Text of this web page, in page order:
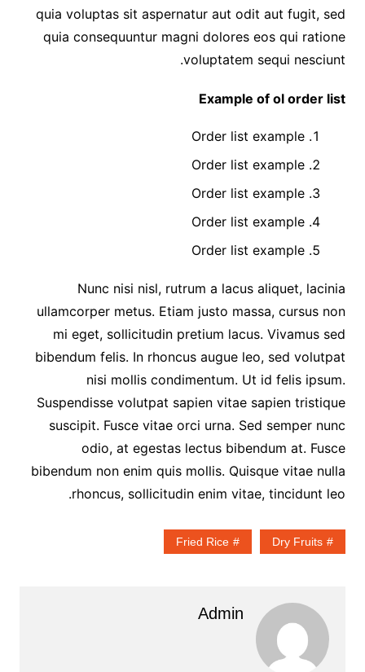
quia voluptas sit aspernatur aut odit aut fugit, sed
quia consequuntur magni dolores eos qui ratione
voluptatem sequi nesciunt.
Example of ol order list
Order list example
Order list example
Order list example
Order list example
Order list example
Nunc nisi nisl, rutrum a lacus aliquet, lacinia
ullamcorper metus. Etiam justo massa, cursus non
mi eget, sollicitudin pretium lacus. Vivamus sed
bibendum felis. In rhoncus augue leo, sed volutpat
nisi mollis condimentum. Ut id felis ipsum.
Suspendisse volutpat sapien vitae sapien tristique
suscipit. Fusce vitae orci urna. Sed semper nunc
odio, at egestas lectus bibendum at. Fusce
bibendum non enim quis mollis. Quisque vitae nulla
rhoncus, sollicitudin enim vitae, tincidunt leo.
Dry Fruits
Fried Rice
Admin